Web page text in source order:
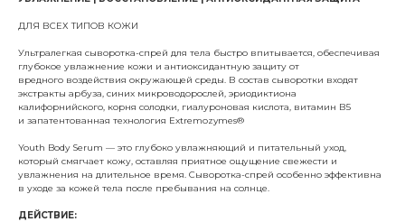
ДЛЯ ВСЕХ ТИПОВ КОЖИ
Ультралегкая сыворотка-спрей для тела быстро впитывается, обеспечивая
глубокое увлажнение кожи и антиоксидантную защиту от
вредного воздействия окружающей среды. В состав сыворотки входят
экстракты арбуза, синих микроводорослей, эриодиктиона
калифорнийского, корня солодки, гиалуроновая кислота, витамин В5
и запатентованная технология Extremozymes®
Youth Body Serum — это глубоко увлажняющий и питательный уход,
который смягчает кожу, оставляя приятное ощущение свежести и
увлажнения на длительное время. Сыворотка-спрей особенно эффективна
в уходе за кожей тела после пребывания на солнце.
ДЕЙСТВИЕ: